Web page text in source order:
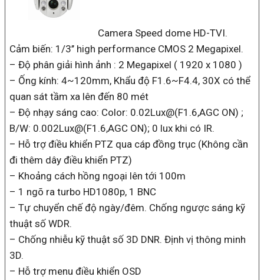
Camera Speed dome HD-TVI.
Cảm biến: 1/3’’ high performance CMOS 2 Megapixel.
– Độ phân giải hình ảnh : 2 Megapixel ( 1920 x 1080 )
– Ống kính: 4~120mm, Khẩu độ F1.6~F4.4, 30X có thể
quan sát tầm xa lên đến 80 mét
– Độ nhạy sáng cao: Color: 0.02Lux@(F1.6,AGC ON) ;
B/W: 0.002Lux@(F1.6,AGC ON); 0 lux khi có IR.
– Hỗ trợ điều khiển PTZ qua cáp đồng trục (Không cần
đi thêm dây điều khiển PTZ)
– Khoảng cách hồng ngoại lên tới 100m
– 1 ngõ ra turbo HD1080p, 1 BNC
– Tự chuyển chế độ ngày/đêm. Chống ngược sáng kỹ
thuật số WDR.
– Chống nhiễu kỹ thuật số 3D DNR. Định vị thông minh
3D.
– Hỗ trợ menu điều khiển OSD